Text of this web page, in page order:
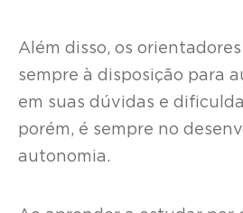
Além disso, os
sempre à disposição para
em suas dúvidas e
porém, é sempre no
autonomia.